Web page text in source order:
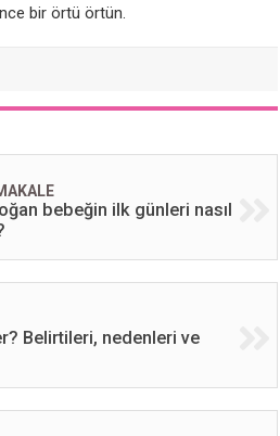
bir örtü örtün.
bebeğin ilk günleri nasıl
Belirtileri, nedenleri ve